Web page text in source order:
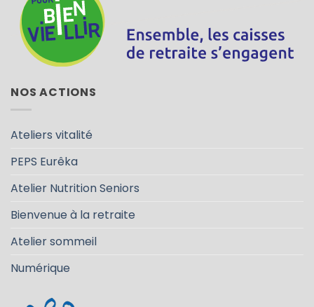
NOS ACTIONS
Ateliers vitalité
PEPS Eurêka
Atelier Nutrition Seniors
Bienvenue à la retraite
Atelier sommeil
Numérique